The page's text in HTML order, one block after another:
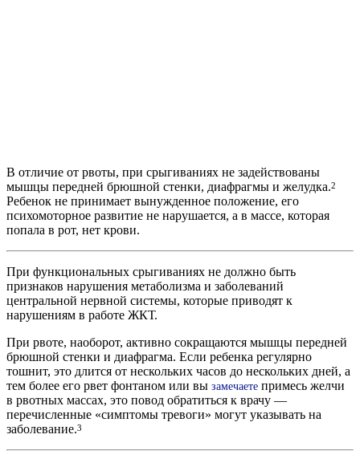
В отличие от рвоты, при срыгиваниях не задействованы
мышцы передней брюшной стенки, диафрагмы и желудка.2
Ребенок не принимает вынужденное положение, его
психомоторное развитие не нарушается, а в массе, которая
попала в рот, нет крови.
При функциональных срыгиваниях не должно быть
признаков нарушения метаболизма и заболеваний
центральной нервной системы, которые приводят к
нарушениям в работе ЖКТ.
При рвоте, наоборот, активно сокращаются мышцы передней
брюшной стенки и диафрагма. Если ребенка регулярно
тошнит, это длится от нескольких часов до нескольких дней, а
тем более его рвет фонтаном или вы замечаете примесь желчи
в рвотных массах, это повод обратиться к врачу —
перечисленные «симптомы тревоги» могут указывать на
заболевание.3